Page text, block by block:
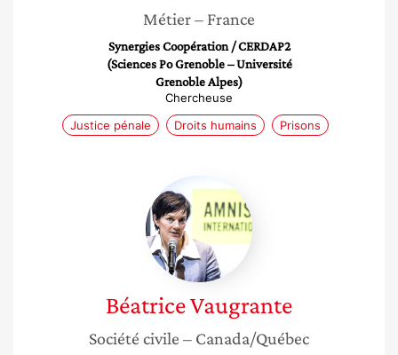
Métier– France
Synergies Coopération / CERDAP2
(Sciences Po Grenoble – Université
Grenoble Alpes)
Chercheuse
Justice pénale
Droits humains Prisons
Vaugrante
BéatriceVaugrante
Société civile – Canada/Québec